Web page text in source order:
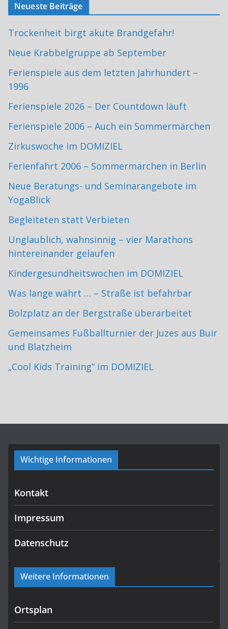
Neueste Beiträge
Trockenheit birgt akute Brandgefahr!
Neue Krabbelgruppe ab September
Ferienspiele aus dem letzten Jahrhundert –
1996
Ferienspiele 2026 – Der Countdown läuft
Ferienspiele 2006 – Auch ein Sommermärchen
Zirkuswoche im DOMIZIEL
Ferienfahrt 2006 – Sommermärchen in Berlin
Neue Beratungs- und Seminarangebote im
YogaBlick
Begleiteten statt Verbieten
Unglaublich, wahnsinnig – vier Marathons
hintereinander gelaufen
Kindergesundheitswochen im DOMIZIEL
Was lange währt … – Straße ist befahrbar
Bolzplatz an der Bergstraße überarbeitet
Gemeinsames Fußballturnier der Juzes aus Buir
und Blatzheim
„Cool Kids Training“ im DOMIZIEL
Wichtige Informationen
Kontakt
Impressum
Datenschutz
Weitere Informationen
Ortsplan